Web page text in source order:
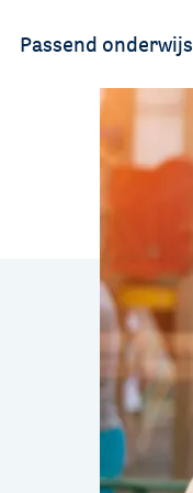
Passend onderwijs
Handige links